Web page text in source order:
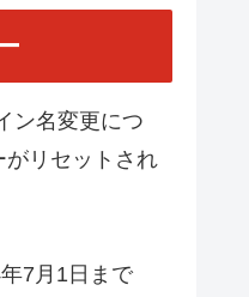
ン名変更につ
がリセットされ
7月1日まで